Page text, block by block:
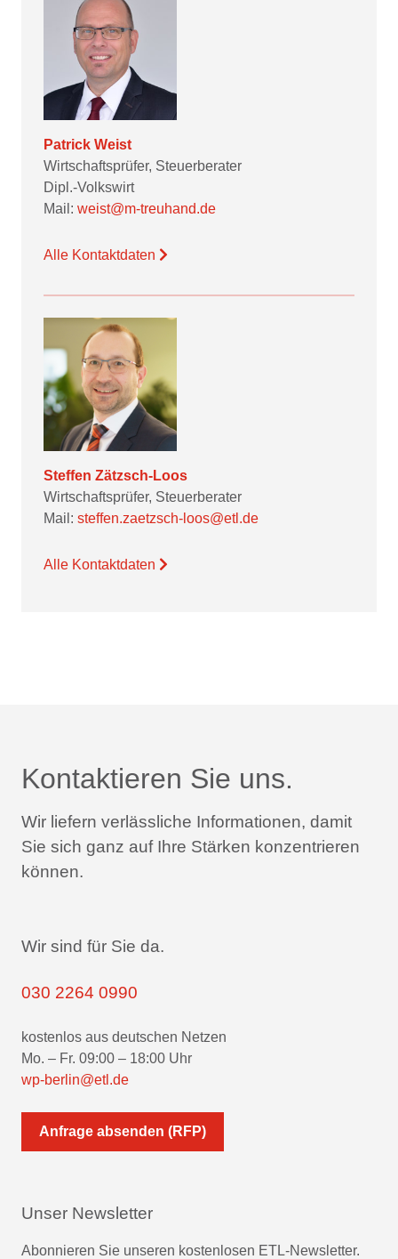
Patrick Weist
Wirtschaftsprüfer, Steuerberater
Dipl.-Volkswirt
Mail: weist@m-treuhand.de
Alle Kontaktdaten
Steffen Zätzsch-Loos
Wirtschaftsprüfer, Steuerberater
Mail: steffen.zaetzsch-loos@etl.de
Alle Kontaktdaten
Kontaktieren Sie uns.
Wir liefern verlässliche Informationen, damit
Sie sich ganz auf Ihre Stärken konzentrieren
können.
Wir sind für Sie da.
030 2264 0990
kostenlos aus deutschen Netzen
Mo. – Fr. 09:00 – 18:00 Uhr
wp-berlin@etl.de
Anfrage absenden (RFP)
Unser Newsletter
Abonnieren Sie unseren kostenlosen ETL-Newsletter.